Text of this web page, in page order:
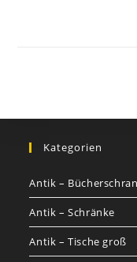
Kategorien
Antik –
Antik – Schränke
Antik – Tische groß